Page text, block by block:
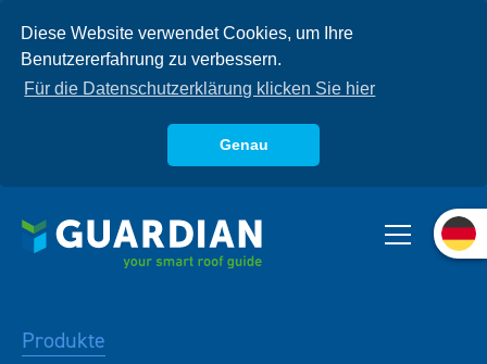
Diese Website verwendet Cookies, um Ihre
Benutzererfahrung zu verbessern.
Für die Datenschutzerklärung klicken Sie hier
Genau
zum
Inhalt
Produkte
Systeme
Produkte